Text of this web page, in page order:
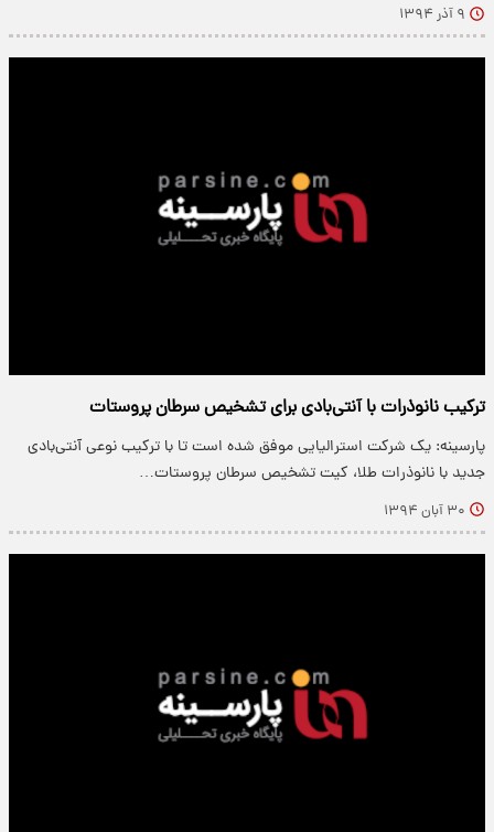
۹ آذر ۱۳۹۴
ترکیب نانوذرات با آنتی‌بادی برای تشخیص سرطان پروستات
پارسینه: یک شرکت استرالیایی موفق شده‌ است تا با ترکیب نوعی آنتی‌بادی
جدید با نانوذرات طلا، کیت تشخیص سرطان پروستات…
۳۰ آبان ۱۳۹۴